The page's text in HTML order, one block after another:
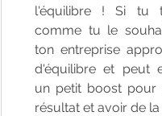
l'équilibre ! Si tu
comme tu le
ton entreprise
d'équilibre et peut
un petit boost pour
résultat et avoir de la